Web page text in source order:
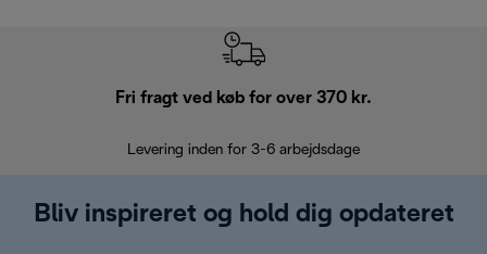
Fri fragt ved køb for over 370 kr.
Levering inden for 3-6 arbejdsdage
Bliv inspireret og hold dig opdateret